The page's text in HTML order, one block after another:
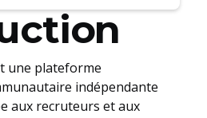
une plateforme
indépendante
aux recruteurs et aux